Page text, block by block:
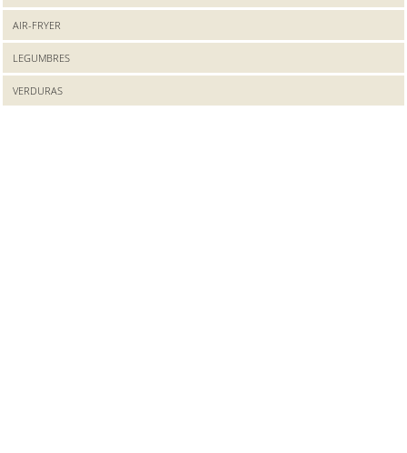
AIR-FRYER
LEGUMBRES
VERDURAS